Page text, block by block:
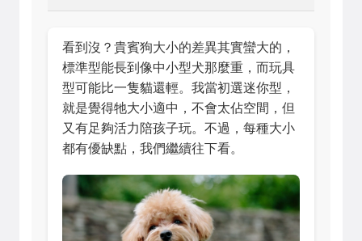
看到沒？貴賓狗大小的差異其實蠻大的，
標準型能長到像中小型犬那麼重，而玩具
型可能比一隻貓還輕。我當初選迷你型，
就是覺得牠大小適中，不會太佔空間，但
又有足夠活力陪孩子玩。不過，每種大小
都有優缺點，我們繼續往下看。